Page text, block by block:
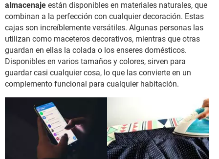
almacenaje están disponibles en materiales naturales, que
combinan a la perfección con cualquier decoración. Estas
cajas son increíblemente versátiles. Algunas personas las
utilizan como maceteros decorativos, mientras que otras
guardan en ellas la colada o los enseres domésticos.
Disponibles en varios tamaños y colores, sirven para
guardar casi cualquier cosa, lo que las convierte en un
complemento funcional para cualquier habitación.